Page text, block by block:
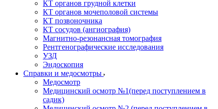
КТ органов грудной клетки
КТ органов мочеполовой системы
КТ позвоночника
КТ сосудов (ангиография)
Магнитно-резонансная томография
Рентгенографические исследования
УЗД
Эндоскопия
Справки и медосмотры
Медосмотр
Медицинский осмотр №1(перед поступлением в
садик)